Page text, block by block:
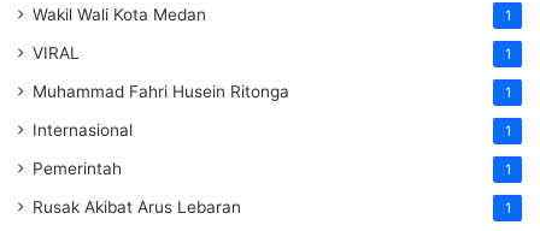
Wakil Wali Kota Medan 1
VIRAL 1
Muhammad Fahri Husein Ritonga 1
Internasional 1
Pemerintah 1
Rusak Akibat Arus Lebaran 1